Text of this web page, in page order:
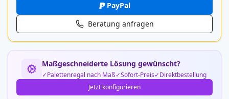
PayPal
Beratung anfragen
Maßgeschneiderte Lösung gewünscht?
Palettenregal nach Maß Sofort-Preis
Direktbestellung
Jetzt konfigurieren